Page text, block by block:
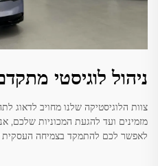
ניהול לוגיסטי
צוות הלוגיסטיקה שלנו מחויב לדאוג
מזמינים ועד להגעת המכוניות שלכם,
לאפשר לכם להתמקד בצמיחה העסקית